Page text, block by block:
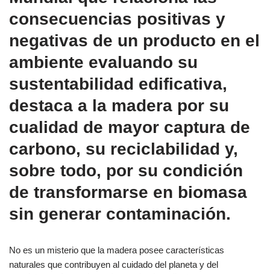
consecuencias positivas y
negativas de un producto en el
ambiente evaluando su
sustentabilidad edificativa,
destaca a la madera por su
cualidad de mayor captura de
carbono, su reciclabilidad y,
sobre todo, por su condición
de transformarse en biomasa
sin generar contaminación.
No es un misterio que la madera posee características
naturales que contribuyen al cuidado del planeta y del